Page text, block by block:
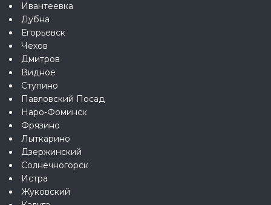
Ивантеевка
Дубна
Егорьевск
Чехов
Дмитров
Видное
Ступино
Павловский Посад
Наро-Фоминск
Фрязино
Лыткарино
Дзержинский
Солнечногорск
Истра
Жуковский